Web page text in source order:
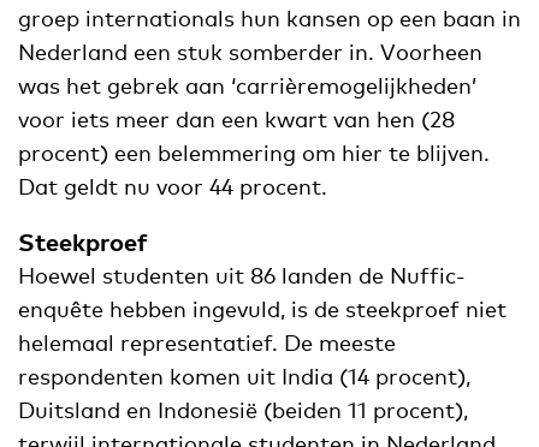
groep internationals hun kansen op een baan in
Nederland een stuk somberder in. Voorheen
was het gebrek aan ‘carrièremogelijkheden’
voor iets meer dan een kwart van hen (28
procent) een belemmering om hier te blijven.
Dat geldt nu voor 44 procent.
Steekproef
Hoewel studenten uit 86 landen de Nuffic-
enquête hebben ingevuld, is de steekproef niet
helemaal representatief. De meeste
respondenten komen uit India (14 procent),
Duitsland en Indonesië (beiden 11 procent),